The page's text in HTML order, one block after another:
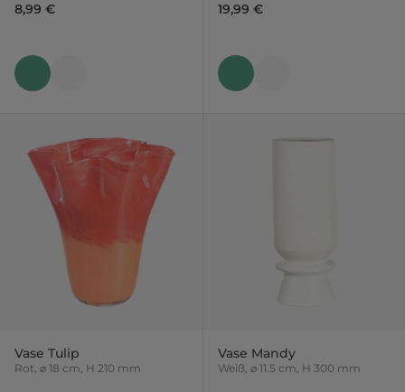
8,99 € 19,99 €
Vase Tulip
Rot, ⌀ 18 cm, H 210 mm
Vase Mandy
Weiß, ⌀ 11.5 cm, H 300 mm